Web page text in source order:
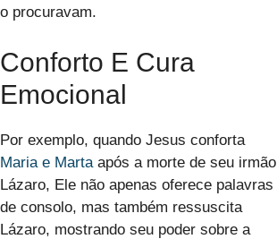
o procuravam.
Conforto E Cura
Emocional
Por exemplo, quando Jesus conforta
Maria e Martaapós a morte de seu irmão
Lázaro, Ele não apenas oferece palavras
de consolo, mas também ressuscita
Lázaro, mostrando seu poder sobre a